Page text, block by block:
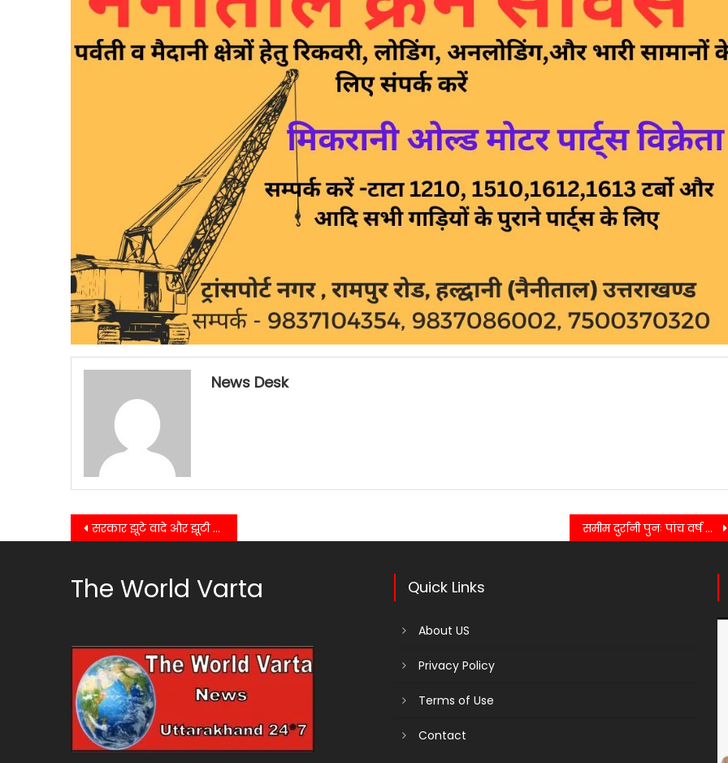
News Desk
Post
सरकार झूटे वादे और झूटी वाहवाही लुटने का कर रही काम, केंद्रीय सचिव राहुल शर्मा… समीम दुर्रानी पुनः पांच वर्ष के लिए भारतीय पत्रकार संघ के प्रदेश अध्यक्ष घोषित।
The World Varta Quick Links
About US
Privacy Policy
Terms of Use
Contact